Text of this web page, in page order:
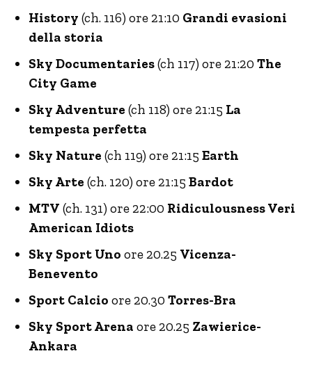
History (ch. 116) ore 21:10 Grandi evasioni
della storia
Sky Documentaries(ch 117) ore 21:20 The
City Game
Sky Adventure (ch 118) ore 21:15 La
tempesta perfetta
Sky Nature (ch 119) ore 21:15 Earth
Sky Arte (ch. 120) ore 21:15 Bardot
MTV (ch. 131) ore 22:00 Ridiculousness Veri
American Idiots
Sky Sport Uno ore 20.25 Vicenza-
Benevento
Sport Calcio ore 20.30 Torres-Bra
Sky Sport Arena ore 20.25 Zawierice-
Ankara